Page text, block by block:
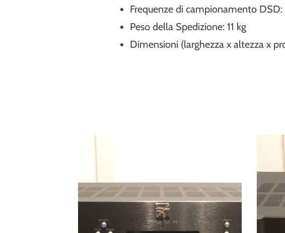
Frequenze di campionamento
Peso della Spedizione: 11 kg
Dimensioni (larghezza x altezza x